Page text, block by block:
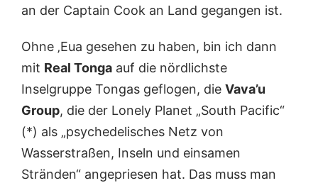
an der Captain Cook an Land gegangen ist.
Ohne ‚Eua gesehen zu haben, bin ich dann
mit Real Tonga auf die nördlichste
Inselgruppe Tongas geflogen, die Vava’u
Group, die der Lonely Planet „South Pacific“
(*) als „psychedelisches Netz von
Wasserstraßen, Inseln und einsamen
Stränden“ angepriesen hat. Das muss man